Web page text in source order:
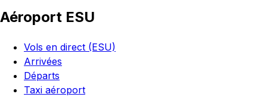
Aéroport ESU
Vols en direct (ESU)
Arrivées
Départs
Taxi aéroport